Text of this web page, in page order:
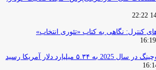
کنترل: نگاهی به کتاب «تئوری انتخاب»
میلیارد دلار آمریکا رسید